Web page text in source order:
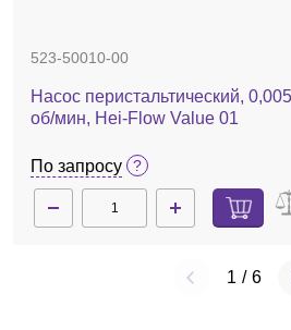
523-50010-00
Насос перистальтический,
об/мин, Hei-Flow Value 01
По запросу
1 / 6